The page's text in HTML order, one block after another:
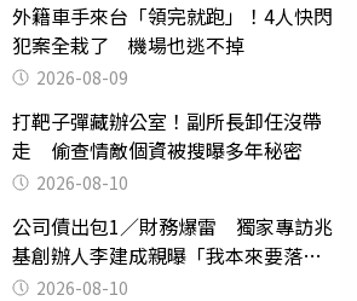
外籍車手來台「領完就跑」！4人快閃
犯案全栽了 機場也逃不掉
2026-08-09
打靶子彈藏辦公室！副所長卸任沒帶
走 偷查情敵個資被搜曝多年秘密
2026-08-10
公司債出包1／財務爆雷 獨家專訪兆
基創辦人李建成親曝「我本來要落
跑」2026-08-10